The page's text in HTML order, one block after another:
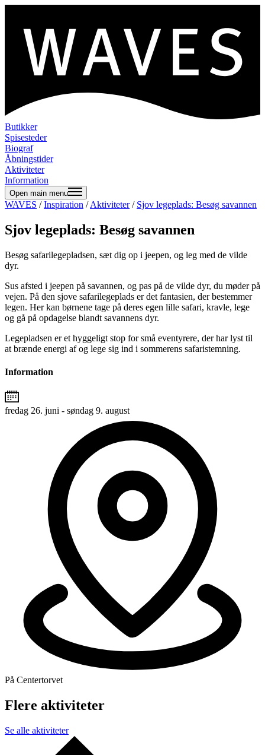
Butikker
Spisesteder
Biograf
Åbningstider
Aktiviteter
Information
Open main menu
WAVES /Inspiration /Aktiviteter/ Sjov legeplads: Besøg savannen
Sjov legeplads: Besøg savannen
Besøg safarilegepladsen, sæt dig op i jeepen, og leg med de vilde
dyr.
Sus afsted i jeepen på savannen, og pas på de vilde dyr, du møder på
vejen. På den sjove safarilegeplads er det fantasien, der bestemmer
legen. Her kan børnene tage på deres egen lille safari, kravle, lege
og gå på opdagelse blandt savannens dyr.
Legepladsen er et hyggeligt stop for små eventyrere, der har lyst til
at brænde energi af og lege sig ind i sommerens safaristemning.
Information
fredag 26. juni - søndag 9. august
På Centertorvet
Flere aktiviteter
Se alle aktiviteter